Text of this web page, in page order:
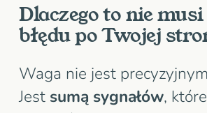
Dlaczego to nie
błędu po Twojej
Waga nie jest
Jest sumą sygnałów,